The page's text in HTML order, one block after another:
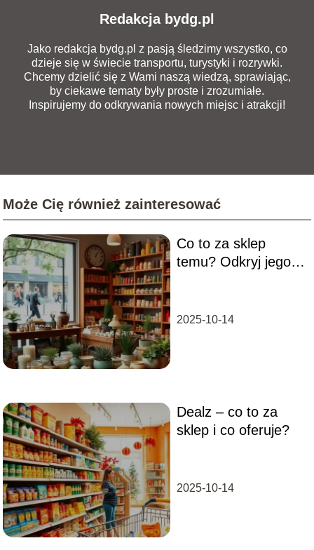
Redakcja bydg.pl
Jako redakcja bydg.pl z pasją śledzimy wszystko, co
dzieje się w świecie transportu, turystyki i rozrywki.
Chcemy dzielić się z Wami naszą wiedzą, sprawiając,
by ciekawe tematy były proste i zrozumiałe.
Inspirujemy do odkrywania nowych miejsc i atrakcji!
Może Cię również zainteresować
Co to za sklep
temu? Odkryj jego
2025-10-14
Dealz – co to za
sklep i co oferuje?
2025-10-14